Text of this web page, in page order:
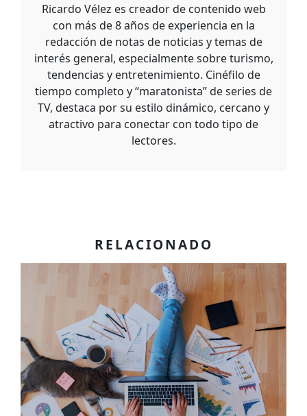
Ricardo Vélez es creador de contenido web
con más de 8 años de experiencia en la
redacción de notas de noticias y temas de
interés general, especialmente sobre turismo,
tendencias y entretenimiento. Cinéfilo de
tiempo completo y “maratonista” de series de
TV, destaca por su estilo dinámico, cercano y
atractivo para conectar con todo tipo de
lectores.
RELACIONADO